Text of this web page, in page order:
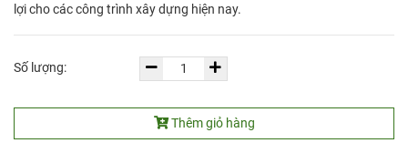
lợi cho các công trình xây dựng hiện nay.
Số lượng:
Thêm giỏ hàng